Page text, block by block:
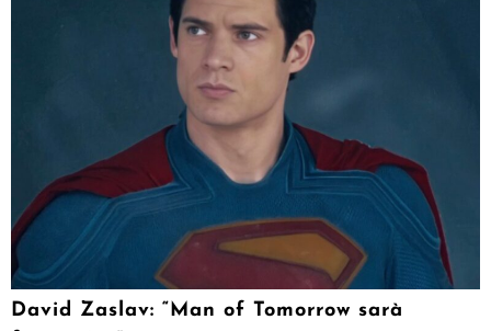
David Zaslav: “Man of Tomorrow sarà